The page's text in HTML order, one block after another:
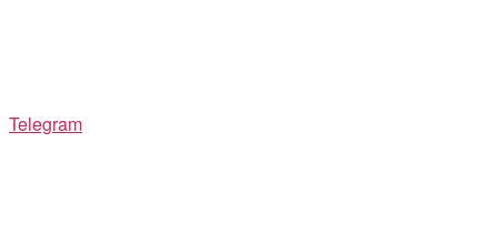
Telegram